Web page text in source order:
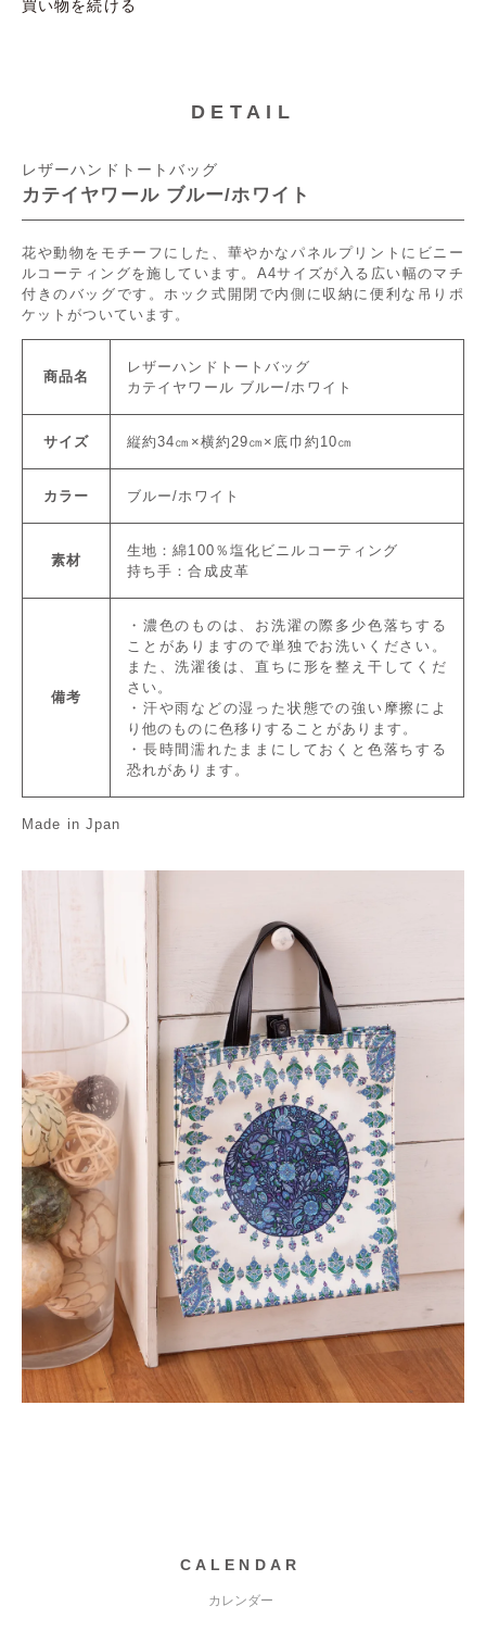
買い物を続ける
DETAIL
レザーハンドトートバッグ
カテイヤワール ブルー/ホワイト
花や動物をモチーフにした、華やかなパネルプリントにビニー
ルコーティングを施しています。A4サイズが入る広い幅のマチ
付きのバッグです。ホック式開閉で内側に収納に便利な吊りポ
ケットがついています。
商品名
レザーハンドトートバッグ
カテイヤワール ブルー/ホワイト
サイズ 縦約34㎝×横約29㎝×底巾約10㎝
カラー ブルー/ホワイト
素材
生地：綿100％塩化ビニルコーティング
持ち手：合成皮革
備考
・濃色のものは、お洗濯の際多少色落ちする
ことがありますので単独でお洗いください。
また、洗濯後は、直ちに形を整え干してくだ
さい。
・汗や雨などの湿った状態での強い摩擦によ
り他のものに色移りすることがあります。
・長時間濡れたままにしておくと色落ちする
恐れがあります。
Made in Jpan
CALENDAR
カレンダー